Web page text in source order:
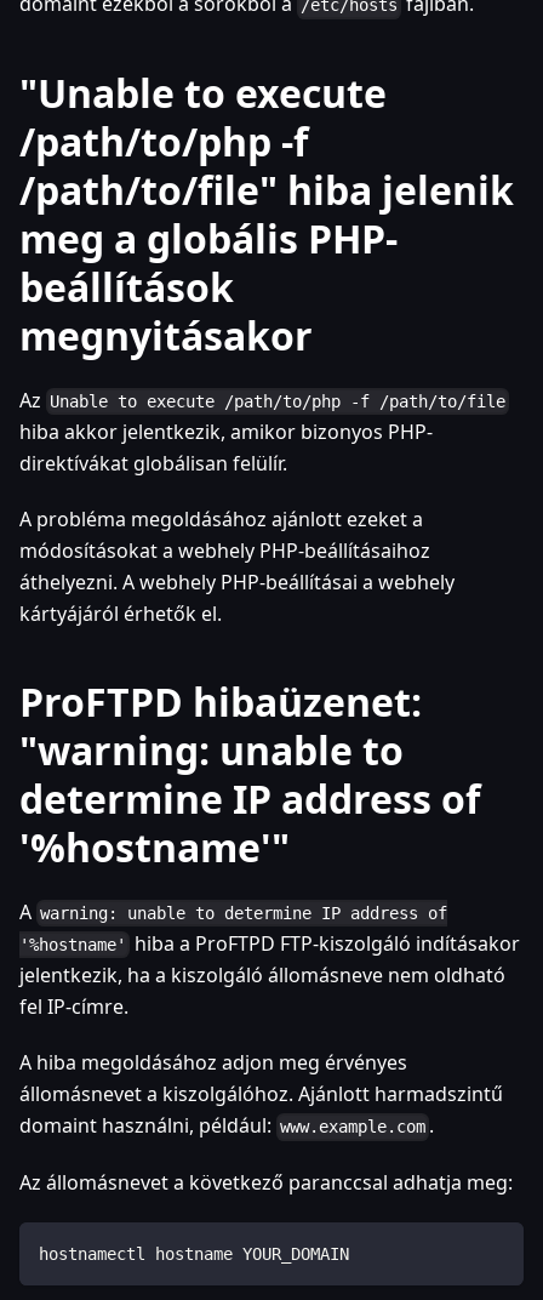
/etc/hosts
"Unable to execute
/path/to/php -f
/path/to/file" hiba jelenik
meg a globális PHP-
beállítások
megnyitásakor
Az Unable to execute /path/to/php -f /path/to/file
hiba akkor jelentkezik, amikor bizonyos PHP-
direktívákat globálisan felülír.
A probléma megoldásához ajánlott ezeket a
módosításokat a webhely PHP-beállításaihoz
áthelyezni. A webhely PHP-beállításai a webhely
kártyájáról érhetők el.
ProFTPD hibaüzenet:
"warning: unable to
determine IP address of
'%hostname'"
A warning: unable to determine IP address of
'%hostname'
hiba a ProFTPD FTP-kiszolgáló indításakor
jelentkezik, ha a kiszolgáló állomásneve nem oldható
fel IP-címre.
A hiba megoldásához adjon meg érvényes
állomásnevet a kiszolgálóhoz. Ajánlott harmadszintű
domaint használni, például: www.example.com .
Az állomásnevet a következő paranccsal adhatja meg:
hostnamectl hostname YOUR_DOMAIN